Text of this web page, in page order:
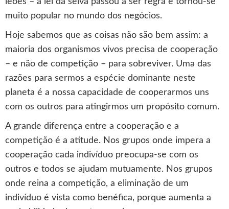
muito popular no mundo dos negócios.
Hoje sabemos que as coisas não são bem assim: a
maioria dos organismos vivos precisa de cooperação
– e não de competição – para sobreviver. Uma das
razões para sermos a espécie dominante neste
planeta é a nossa capacidade de cooperarmos uns
com os outros para atingirmos um propósito comum.
A grande diferença entre a cooperação e a
competição é a atitude. Nos grupos onde impera a
cooperação cada indivíduo preocupa-se com os
outros e todos se ajudam mutuamente. Nos grupos
onde reina a competição, a eliminação de um
indivíduo é vista como benéfica, porque aumenta a